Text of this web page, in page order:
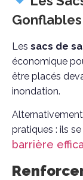
Gonflables
Les sacs de
économique
être placés
inondation.
pratiques : ils
barrière